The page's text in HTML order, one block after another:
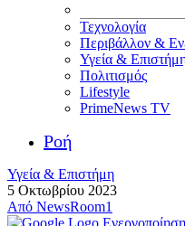
Τεχνολογία
Περιβάλλον &
Υγεία &
Πολιτισμός
Lifestyle
PrimeNews TV
Ροή
Υγεία & Επιστήμη
5 Οκτωβρίου 2023
Από NewsRoom1